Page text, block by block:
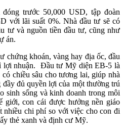
trước 50,000 USD, tập đoàn
với lãi suất 0%. Nhà đầu tư sẽ có
tư và nguồn tiền đầu tư, cũng như
án.
chứng khoán, vàng hay địa ốc, đầu
lợi nhuận. Đầu tư Mỹ diện EB-5 là
chiều sâu cho tương lai, giúp nhà
đủ quyền lợi của một thường trú
sinh sống và kinh doanh trong môi
giới, con cái được hưởng nền giáo
nhiều chi phí so với việc cho con đi
thẻ xanh và định cư Mỹ.